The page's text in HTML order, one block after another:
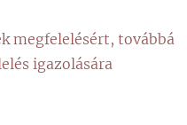
megfelelésért, továbbá
igazolására